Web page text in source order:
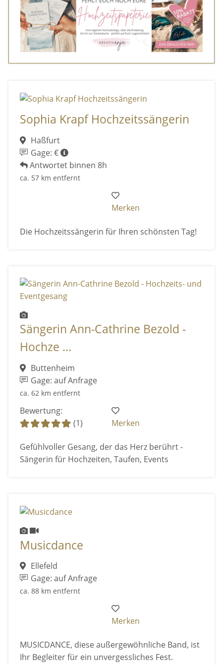
Sophia Krapf Hochzeitssängerin
Haßfurt
Gage: €
Antwortet binnen 8h
ca. 57 km entfernt
Merken
Die Hochzeitssängerin für Ihren schönsten Tag!
Sängerin Ann-Cathrine Bezold -
Hochze ...
Buttenheim
Gage: auf Anfrage
ca. 62 km entfernt
Bewertung:
(1)
Merken
Gefühlvoller Gesang, der das Herz berührt -
Sängerin für Hochzeiten, Taufen, Events
Musicdance
Ellefeld
Gage: auf Anfrage
ca. 88 km entfernt
Merken
MUSICDANCE, diese außergewöhnliche Band, ist
Ihr Begleiter für ein unvergessliches Fest.